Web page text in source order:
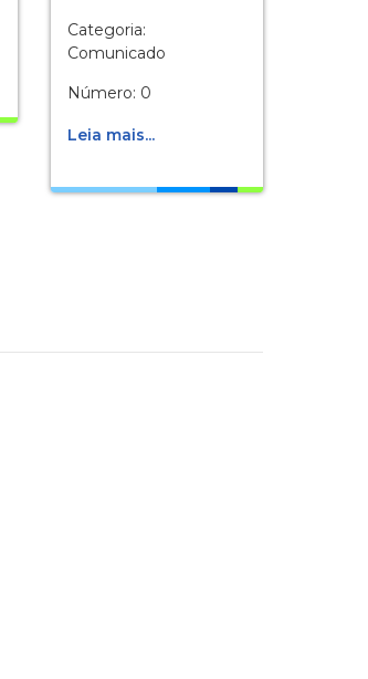
Categoria:
Comunicado
Número: 0
Leia mais...